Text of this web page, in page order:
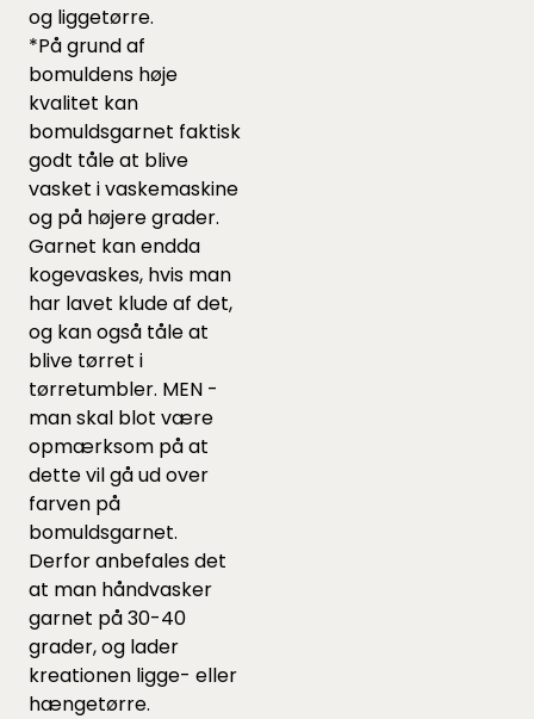
og liggetørre.
*På grund af
bomuldens høje
kvalitet kan
bomuldsgarnet faktisk
godt tåle at blive
vasket i vaskemaskine
og på højere grader.
Garnet kan endda
kogevaskes, hvis man
har lavet klude af det,
og kan også tåle at
blive tørret i
tørretumbler. MEN -
man skal blot være
opmærksom på at
dette vil gå ud over
farven på
bomuldsgarnet.
Derfor anbefales det
at man håndvasker
garnet på 30-40
grader, og lader
kreationen ligge- eller
hængetørre.